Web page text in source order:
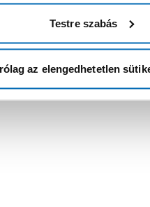
Testre szabás
az elengedhetetlen